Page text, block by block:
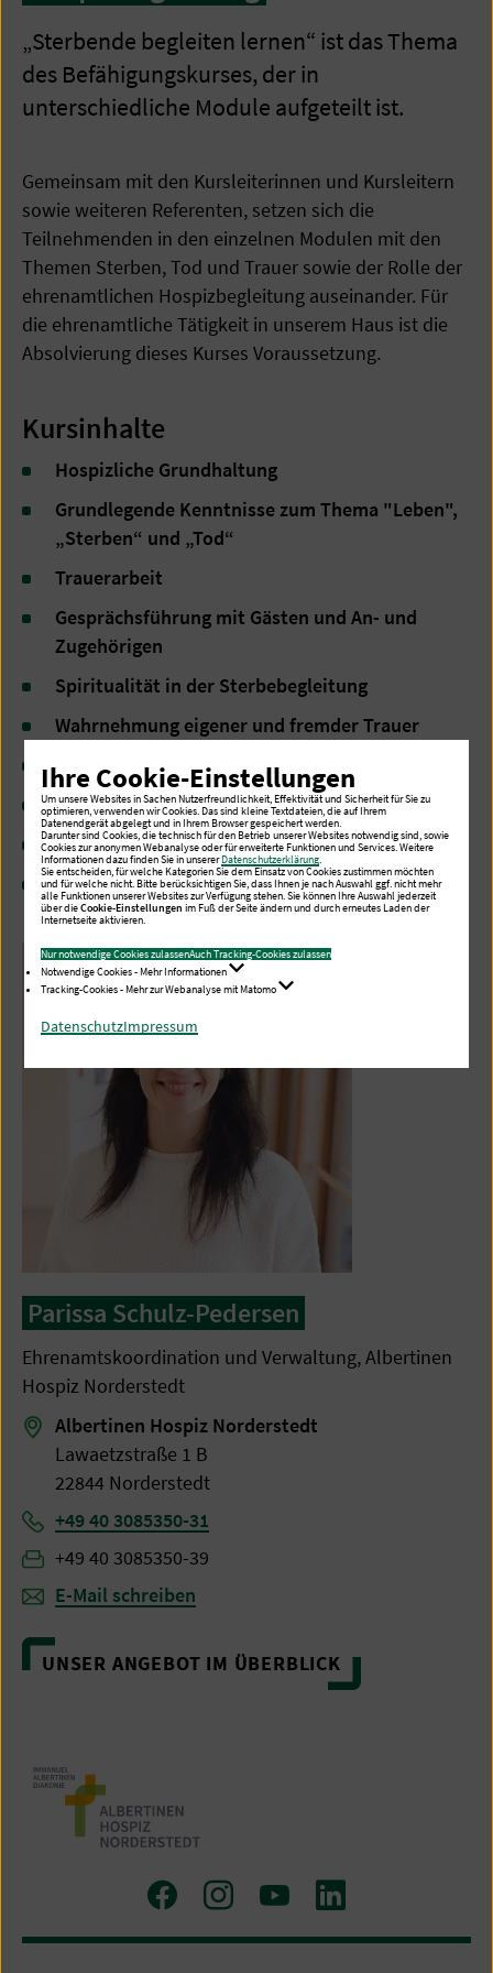
„Sterbende begleiten lernen“ ist das Thema
des Befähigungskurses, der in
unterschiedliche Module aufgeteilt ist.
Gemeinsam mit den Kursleiterinnen und Kursleitern
sowie weiteren Referenten, setzen sich die
Teilnehmenden in den einzelnen Modulen mit den
Themen Sterben, Tod und Trauer sowie der Rolle der
ehrenamtlichen Hospizbegleitung auseinander. Für
die ehrenamtliche Tätigkeit in unserem Haus ist die
Absolvierung dieses Kurses Voraussetzung.
Kursinhalte
Hospizliche Grundhaltung
Grundlegende Kenntnisse zum Thema "Leben",
„Sterben“ und „Tod“
Trauerarbeit
Gesprächsführung mit Gästen und An- und
Zugehörigen
Spiritualität in der Sterbebegleitung
Wahrnehmung eigener und fremder Trauer
Helferbild, Nähe anbieten und Distanz wahren
Rolle des Ehrenamtes sowie Resilienz
Umgang mit Demenz
Schmerzen und Therapieansätze
Parissa Schulz-Pedersen
Ehrenamtskoordination und Verwaltung, Albertinen
Hospiz Norderstedt
Albertinen Hospiz Norderstedt
Lawaetzstraße 1 B
22844 Norderstedt
Telefon:
+49 40 3085350-31
Fax:
+49 40 3085350-39
E-Mail schreiben
UNSER ANGEBOT IM ÜBERBLICK
Zu
Facebook
Zu
Instagram
Zum
Youtube-
Zum
LinkedIn
Ihre Cookie-Einstellungen
Um unsere Websites in Sachen Nutzerfreundlichkeit, Effektivität und Sicherheit für Sie zu
optimieren, verwenden wir Cookies. Das sind kleine Textdateien, die auf Ihrem
Datenendgerät abgelegt und in Ihrem Browser gespeichert werden.
Darunter sind Cookies, die technisch für den Betrieb unserer Websites notwendig sind, sowie
Cookies zur anonymen Webanalyse oder für erweiterte Funktionen und Services. Weitere
Informationen dazu finden Sie in unsererDatenschutzerklärung
Sie entscheiden, für welche Kategorien Sie dem Einsatz von Cookies zustimmen möchten
und für welche nicht. Bitte berücksichtigen Sie, dass Ihnen je nach Auswahl ggf. nicht mehr
alle Funktionen unserer Websites zur Verfügung stehen. Sie können Ihre Auswahl jederzeit
über dieCookie-Einstellungen im Fuß der Seite ändern und durch erneutes Laden der
Internetseite aktivieren.
Nur notwendige Cookies zulassenAuch Tracking-Cookies zulassen
Notwendige Cookies - Mehr Informationen
Tracking-Cookies - Mehr zur Webanalyse mit Matomo
DatenschutzImpressum